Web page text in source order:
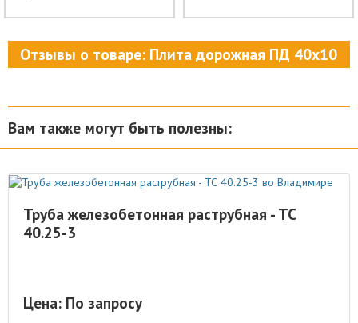
Отзывы о товаре: Плита дорожная ПД 40х10
Вам также могут быть полезны:
Труба железобетонная раструбная - ТС
40.25-3
Цена: По запросу